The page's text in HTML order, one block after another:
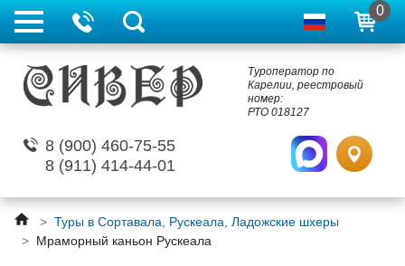
0
Туроператор по
Карелии, реестровый
номер:
РТО 018127
8 (900) 460-75-55
8 (911) 414-44-01
> Туры в Сортавала, Рускеала, Ладожские шхеры
> Мраморный каньон Рускеала